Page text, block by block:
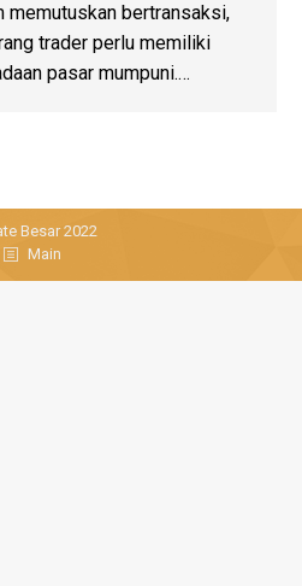
memutuskan bertransaksi,
trader perlu memiliki
pasar mumpuni.…
Besar 2022
Main